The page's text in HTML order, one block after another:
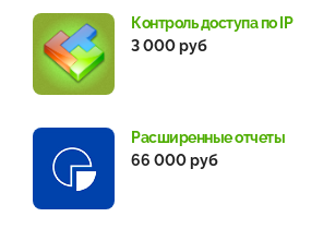
Контроль доступа по IP
3 000 руб
Расширенные отчеты
66 000 руб